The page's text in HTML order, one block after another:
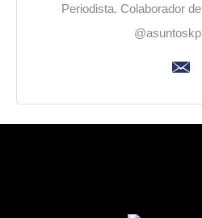
Periodista. Colaborador